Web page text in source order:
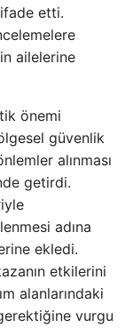
etti.
ailelerine
önemi
güvenlik
alınması
getirdi.
adına
ekledi.
etkilerini
alanlarındaki
vurgu